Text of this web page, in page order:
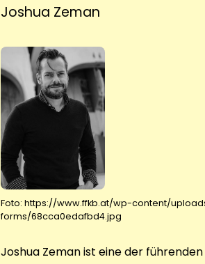
Joshua Zeman
Foto: https://www.ffkb.at/wp-content/
forms/68cca0edafbd4.jpg
Joshua Zeman ist eine der